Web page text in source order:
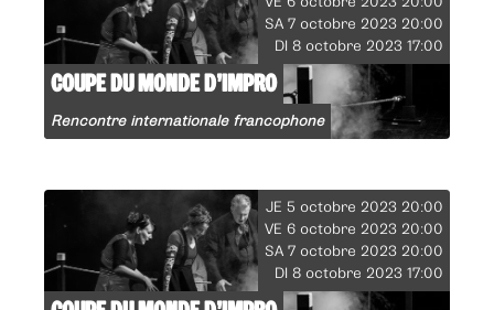
SA 7 octobre 2023 20:00
DI 8 octobre 2023 17:00
COUPE DU MONDE D’IMPRO
Rencontre internationale francophone
JE 5 octobre 2023 20:00
VE 6 octobre 2023 20:00
SA 7 octobre 2023 20:00
DI 8 octobre 2023 17:00